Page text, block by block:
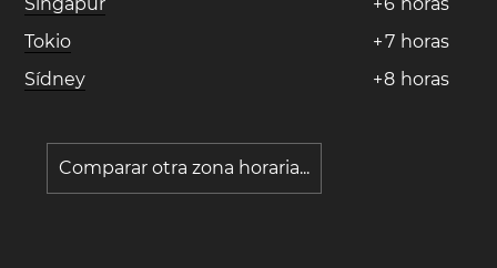
Tokio
+7 horas
Sídney
+8 horas
Comparar otra zona horaria...